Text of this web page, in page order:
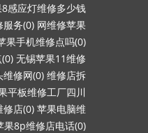
感应灯维修多少钱
服务(0) 网维修苹果
果手机维修点吗(0)
无锡苹果11维修
修网(0) 维修店拆
平板维修工厂四川
修店(0) 苹果电脑维
果8p维修店电话(0)